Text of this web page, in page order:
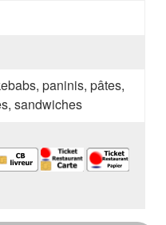
paninis, pâtes,
sandwiches